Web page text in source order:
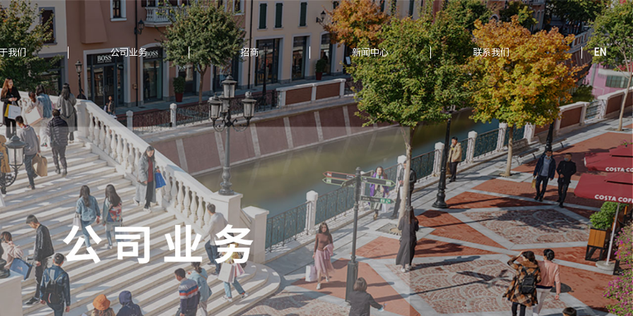
我们 公司业务 招商 新闻中心 联系我们 EN